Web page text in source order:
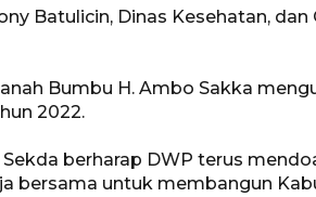
Batulicin, Dinas Kesehatan, dan
Bumbu H. Ambo Sakka
2022.
berharap DWP terus
bersama untuk membangun